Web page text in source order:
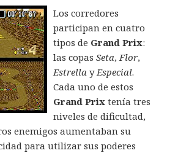
Los corredores
participan en cuatro
tipos de Grand Prix:
las copasSeta,Flor,
Estrella yEspecial.
Cada uno de estos
Grand Prix tenía tres
niveles de dificultad,
enemigos aumentaban su
para utilizar sus poderes